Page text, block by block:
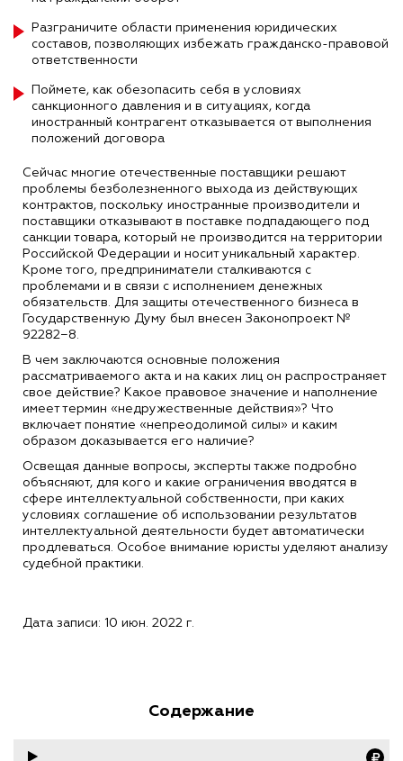
Разграничите области применения юридических
составов, позволяющих избежать гражданско-правовой
ответственности
Поймете, как обезопасить себя в условиях
санкционного давления и в ситуациях, когда
иностранный контрагент отказывается от выполнения
положений договора
Сейчас многие отечественные поставщики решают
проблемы безболезненного выхода из действующих
контрактов, поскольку иностранные производители и
поставщики отказывают в поставке подпадающего под
санкции товара, который не производится на территории
Российской Федерации и носит уникальный характер.
Кроме того, предприниматели сталкиваются с
проблемами и в связи с исполнением денежных
обязательств. Для защиты отечественного бизнеса в
Государственную Думу был внесен Законопроект №
92282−8.
В чем заключаются основные положения
рассматриваемого акта и на каких лиц он распространяет
свое действие? Какое правовое значение и наполнение
имеет термин «недружественные действия»? Что
включает понятие «непреодолимой силы» и каким
образом доказывается его наличие?
Освещая данные вопросы, эксперты также подробно
объясняют, для кого и какие ограничения вводятся в
сфере интеллектуальной собственности, при каких
условиях соглашение об использовании результатов
интеллектуальной деятельности будет автоматически
продлеваться. Особое внимание юристы уделяют анализу
судебной практики.
Дата записи: 10 июн. 2022 г.
Содержание